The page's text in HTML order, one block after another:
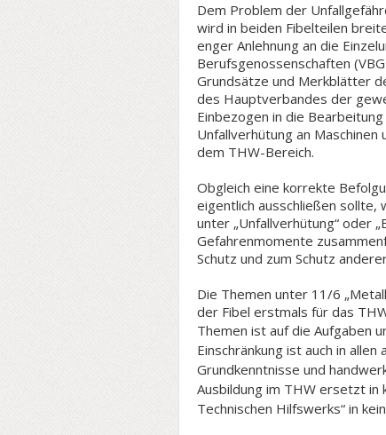
Dem Problem der
wird in beiden Fibelteilen
enger Anlehnung an die
Berufsgenossenschaften
Grundsätze und Merkblätter
des Hauptverbandes der
Einbezogen in die
Unfallverhütung an
dem THW-Bereich.
Obgleich eine korrekte
eigentlich ausschließen
unter „Unfallverhütung“ oder
Gefahrenmomente
Schutz und zum Schutz
Die Themen unter 11/6
der Fibel erstmals für das
Themen ist auf die Aufgaben
Einschränkung ist auch in
Grundkenntnisse und
Ausbildung im THW ersetzt in
Technischen Hilfswerks“ in